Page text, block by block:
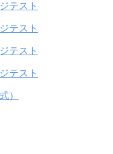
テスト
テスト
テスト
テスト
）